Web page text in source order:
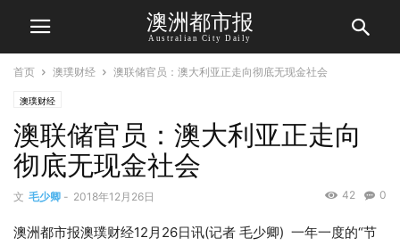
澳洲都市报
Australian City Daily
首页 澳璞财经 澳联储官员：澳大利亚正走向彻底无现金社会
澳璞财经
澳联储官员：澳大利亚正走向
彻底无现金社会
文 毛少卿 - 2018年12月26日 0
42
澳洲都市报澳璞财经12月26日讯(记者 毛少卿) 一年一度的“节